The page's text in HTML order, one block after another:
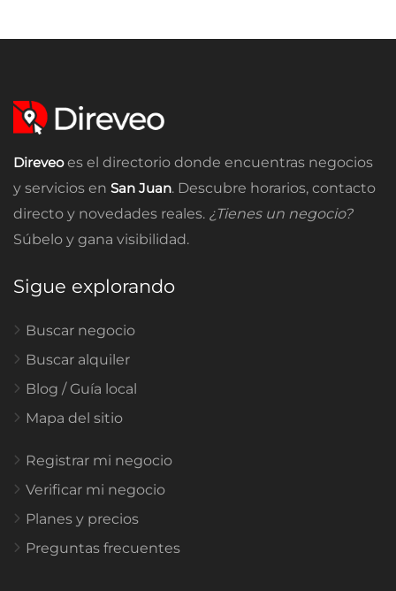
Direveoes el directorio donde encuentras negocios
y servicios en San Juan. Descubre horarios, contacto
directo y novedades reales. ¿Tienes un negocio?
Súbelo y gana visibilidad.
Sigue explorando
Buscar negocio
Buscar alquiler
Blog / Guía local
Mapa del sitio
Registrar mi negocio
Verificar mi negocio
Planes y precios
Preguntas frecuentes